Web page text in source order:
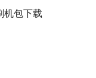
机包下载